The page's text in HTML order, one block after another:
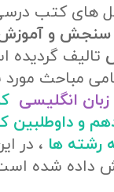
های کتب
سنجش و
تالیف گردیده
مباحث مورد
انگلیسی
و داوطلبین
رشته ها ، در
داده شده